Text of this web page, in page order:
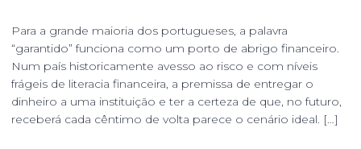
Para a grande maioria dos portugueses, a palavra
“garantido” funciona como um porto de abrigo financeiro.
Num país historicamente avesso ao risco e com níveis
frágeis de literacia financeira, a premissa de entregar o
dinheiro a uma instituição e ter a certeza de que, no futuro,
receberá cada cêntimo de volta parece o cenário ideal. […]